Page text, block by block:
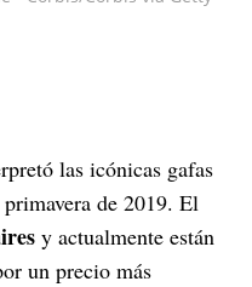
las icónicas gafas
de 2019. El
y actualmente están
un precio más